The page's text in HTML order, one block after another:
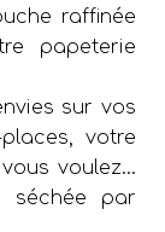
raffinée
papeterie
sur vos
votre
voulez…
séchée par